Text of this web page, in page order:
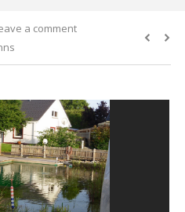
a comment